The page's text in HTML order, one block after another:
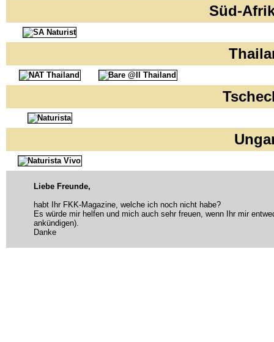
Süd-
Liebe Freunde,
habt Ihr FKK-Magazine, welche ich noch nicht habe?
Es würde mir helfen und mich auch sehr freuen, wenn Ihr mir
ankündigen).
Danke